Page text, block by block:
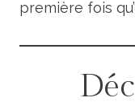
première fois